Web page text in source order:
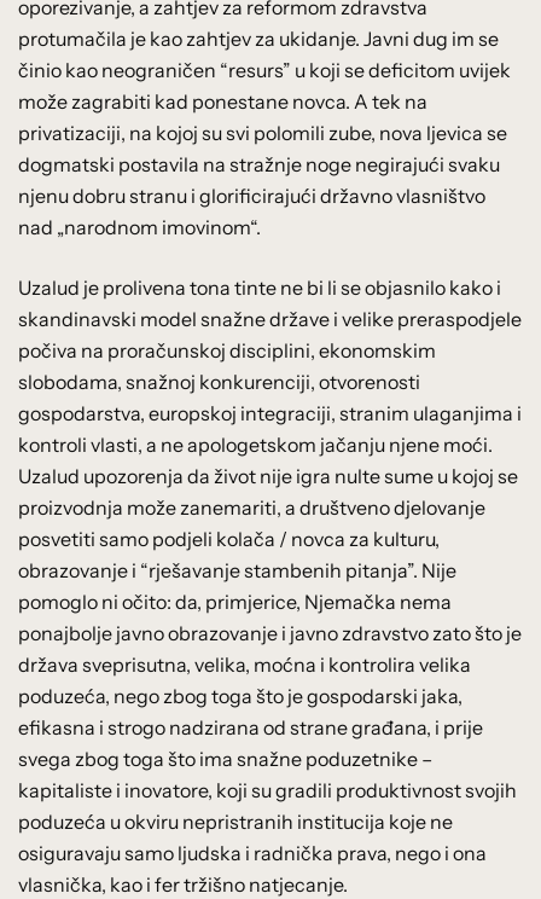
oporezivanje, a zahtjev za reformom zdravstva
protumačila je kao zahtjev za ukidanje. Javni dug im se
činio kao neograničen “resurs” u koji se deficitom uvijek
može zagrabiti kad ponestane novca. A tek na
privatizaciji, na kojoj su svi polomili zube, nova ljevica se
dogmatski postavila na stražnje noge negirajući svaku
njenu dobru stranu i glorificirajući državno vlasništvo
nad „narodnom imovinom“.
Uzalud je prolivena tona tinte ne bi li se objasnilo kako i
skandinavski model snažne države i velike preraspodjele
počiva na proračunskoj disciplini, ekonomskim
slobodama, snažnoj konkurenciji, otvorenosti
gospodarstva, europskoj integraciji, stranim ulaganjima i
kontroli vlasti, a ne apologetskom jačanju njene moći.
Uzalud upozorenja da život nije igra nulte sume u kojoj se
proizvodnja može zanemariti, a društveno djelovanje
posvetiti samo podjeli kolača / novca za kulturu,
obrazovanje i “rješavanje stambenih pitanja”. Nije
pomoglo ni očito: da, primjerice, Njemačka nema
ponajbolje javno obrazovanje i javno zdravstvo zato što je
država sveprisutna, velika, moćna i kontrolira velika
poduzeća, nego zbog toga što je gospodarski jaka,
efikasna i strogo nadzirana od strane građana, i prije
svega zbog toga što ima snažne poduzetnike –
kapitaliste i inovatore, koji su gradili produktivnost svojih
poduzeća u okviru nepristranih institucija koje ne
osiguravaju samo ljudska i radnička prava, nego i ona
vlasnička, kao i fer tržišno natjecanje.